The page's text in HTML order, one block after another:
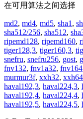
在可用算法之间选择
md2, md4, md5, sha1 ,
sha512/256, sha512,
ripemd128, ripemd160,
tiger128,3, tiger160,3,
snefru, snefru256, gost,
fnv132, fnv1a32, fnv164
murmur3f, xxh32, xxh64
haval192,3, haval224,3,
haval192,4, haval224,4,
haval192,5, haval224,5,